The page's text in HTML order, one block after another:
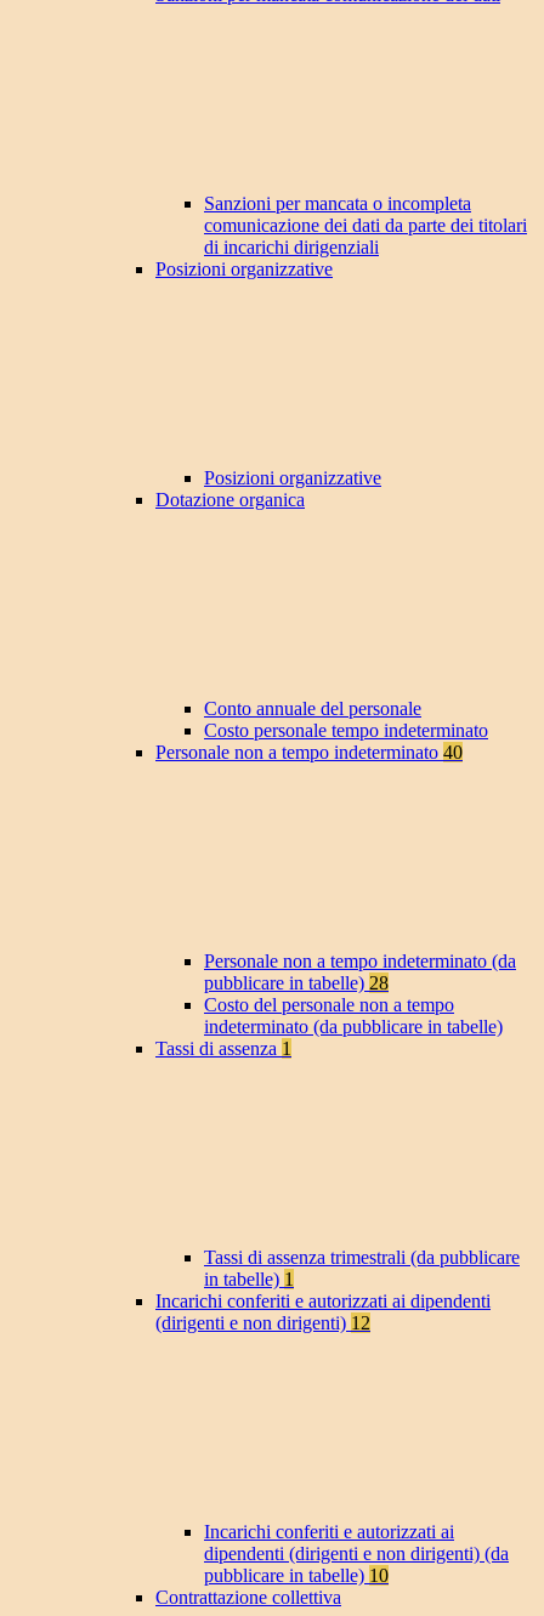
Sanzioni per mancata o incompleta
comunicazione dei dati da parte dei titolari
di incarichi dirigenziali
Posizioni organizzative
Posizioni organizzative
Dotazione organica
Conto annuale del personale
Costo personale tempo indeterminato
Personale non a tempo indeterminato 40
Personale non a tempo indeterminato (da
pubblicare in tabelle) 28
Costo del personale non a tempo
indeterminato (da pubblicare in tabelle)
Tassi di assenza 1
Tassi di assenza trimestrali (da pubblicare
in tabelle) 1
Incarichi conferiti e autorizzati ai dipendenti
(dirigenti e non dirigenti) 12
Incarichi conferiti e autorizzati ai
dipendenti (dirigenti e non dirigenti) (da
pubblicare in tabelle) 10
Contrattazione collettiva